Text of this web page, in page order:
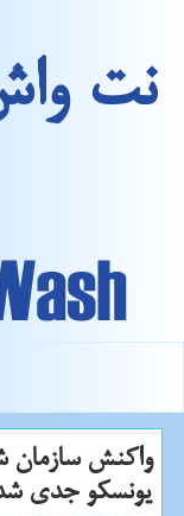
نت
واكنش سازمان
یونسكو جدی